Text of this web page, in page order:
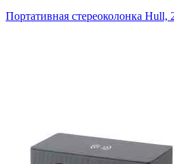
Портативная стереоколонка Hull,